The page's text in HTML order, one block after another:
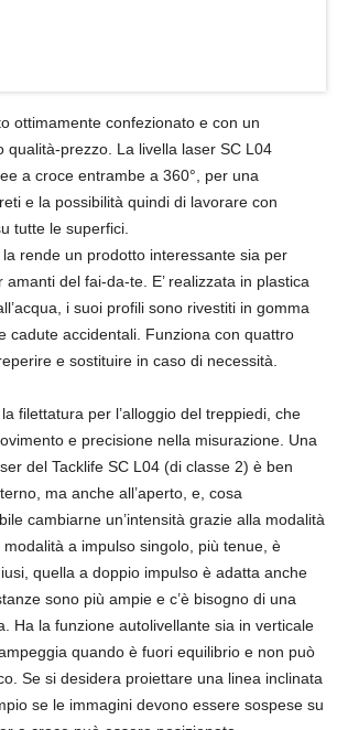
ottimamente confezionato e con un
qualità-prezzo. La livella laser SC L04
a croce entrambe a 360°, per una
e la possibilità quindi di lavorare con
tutte le superfici.
rende un prodotto interessante sia per
del fai-da-te. E’ realizzata in plastica
i suoi profili sono rivestiti in gomma
cadute accidentali. Funziona con quattro
e sostituire in caso di necessità.
filettatura per l’alloggio del treppiedi, che
e precisione nella misurazione. Una
del Tacklife SC L04 (di classe 2) è ben
ma anche all’aperto, e, cosa
cambiarne un’intensità grazie alla modalità
a impulso singolo, più tenue, è
quella a doppio impulso è adatta anche
sono più ampie e c’è bisogno di una
Ha la funzione autolivellante sia in verticale
quando è fuori equilibrio e non può
Se si desidera proiettare una linea inclinata
se le immagini devono essere sospese su